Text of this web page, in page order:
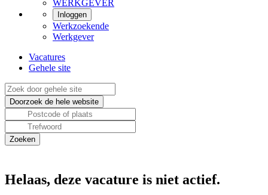
WERKGEVER
Inloggen
Werkzoekende
Werkgever
Vacatures
Gehele site
Helaas, deze vacature is niet actief.